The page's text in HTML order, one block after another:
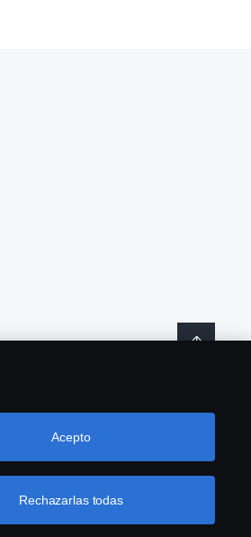
Rechazarlas todas
Acepto